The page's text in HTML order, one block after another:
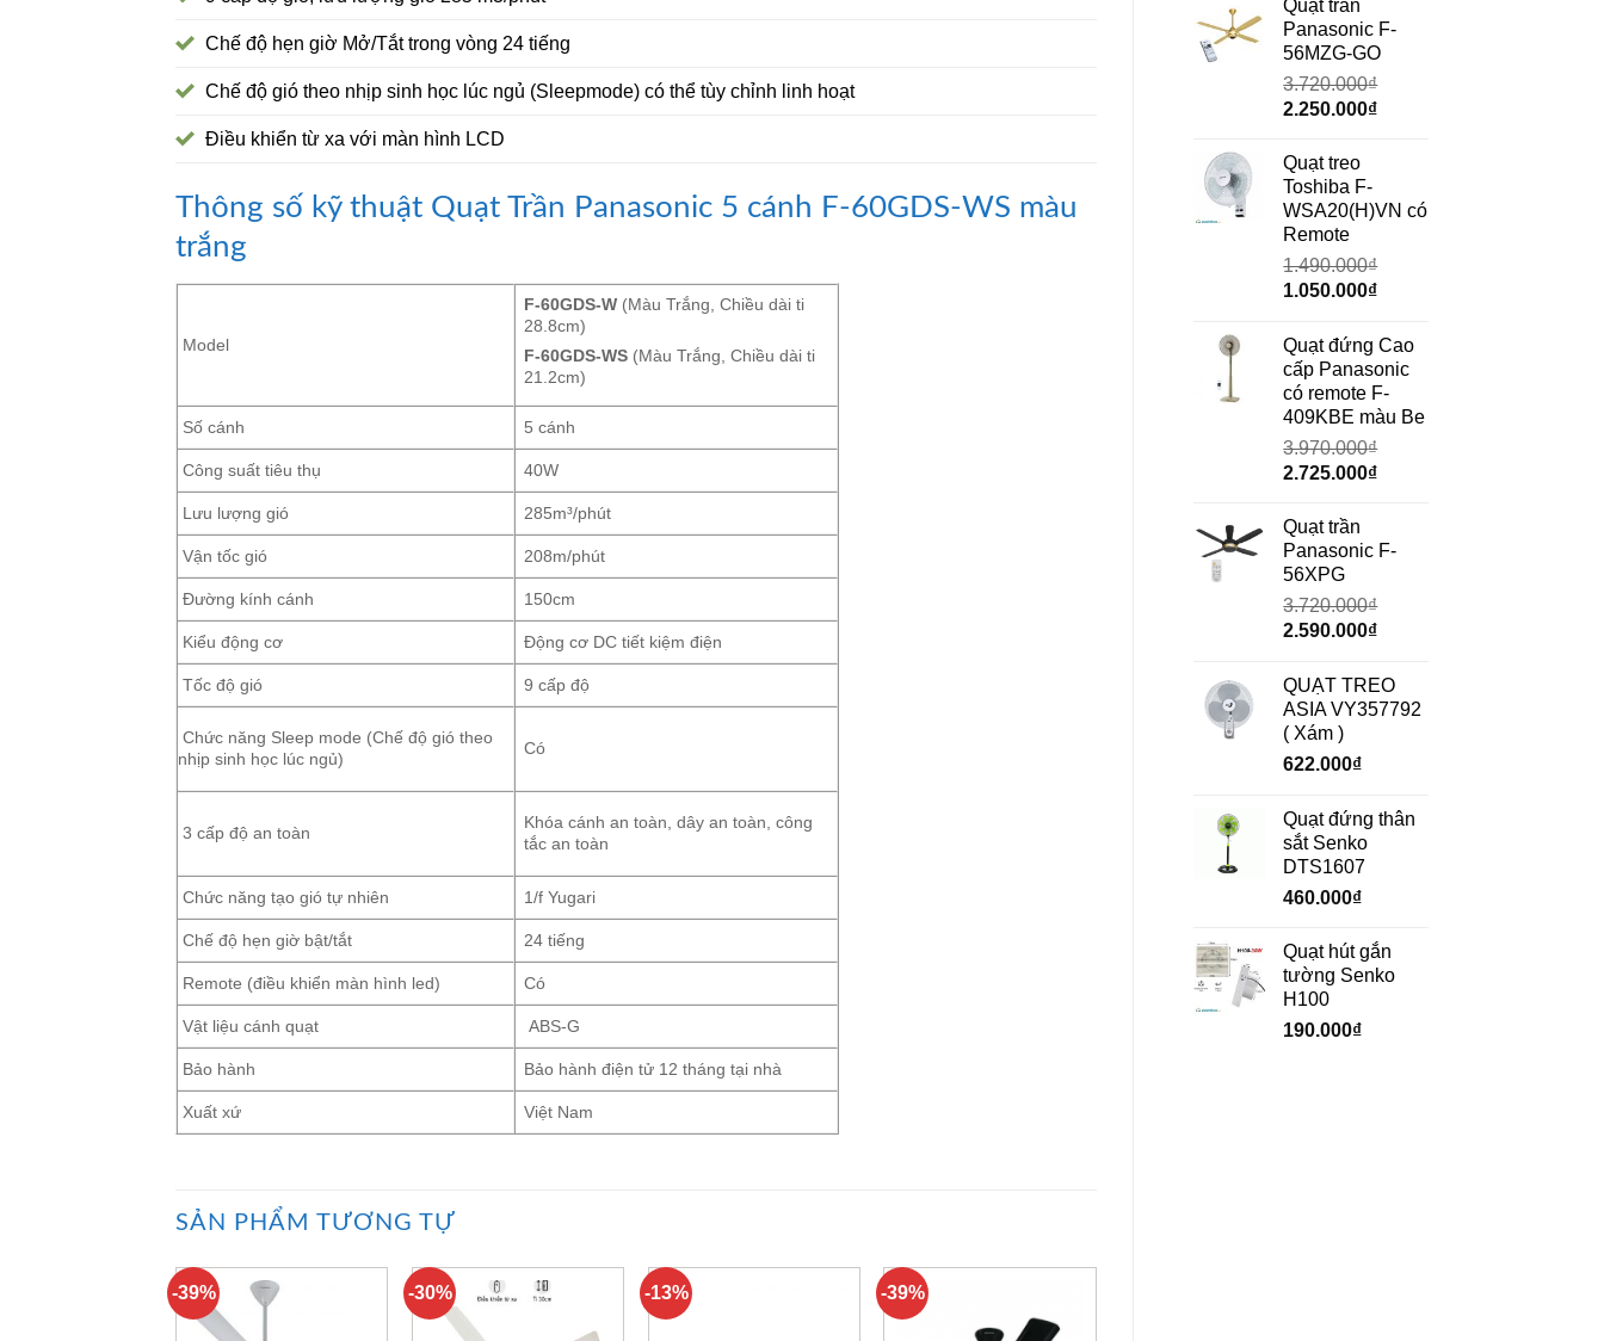
Quạt trần
Panasonic F-
56MZG-GO
3.720.000₫
Giá
là:
3.720.000₫.
2.250.000₫Giá
2.250.000₫.
Quạt treo
Toshiba F-
WSA20(H)VN có
Remote
1.490.000₫
Giá
là:
1.490.000₫.
1.050.000₫Giá
tại
là:
1.050.000₫.
Quạt đứng Cao
cấp Panasonic
có remote F-
409KBE màu Be
3.970.000₫
Giá
là:
3.970.000₫.
2.725.000₫Giá
là:
Quạt trần
Panasonic F-
56XPG
3.720.000₫
Giá
là:
3.720.000₫.
2.590.000₫Giá
tại
là:
QUẠT TREO
ASIA VY357792
( Xám )
622.000₫
Quạt đứng thân
sắt Senko
DTS1607
460.000₫
Quạt hút gắn
tường Senko
H100
190.000₫
Chế độ hẹn giờ Mở/Tắt trong vòng 24 tiếng
Chế độ gió theo nhịp sinh học lúc ngủ (Sleepmode) có thể tùy chỉnh linh hoạt
Điều khiển từ xa với màn hình LCD
Thông số kỹ thuật Quạt Trần Panasonic 5 cánh F-60GDS-WS màu
trắng
Model
F-60GDS-W (Màu Trắng, Chiều dài ti
28.8cm)
F-60GDS-WS (Màu Trắng, Chiều dài ti
21.2cm)
Số cánh 5 cánh
Công suất tiêu thụ 40W
Lưu lượng gió 285m³/phút
Vận tốc gió 208m/phút
Đường kính cánh 150cm
Kiểu động cơ Động cơ DC tiết kiệm điện
Tốc độ gió 9 cấp độ
Chức năng Sleep mode (Chế độ gió theo
nhịp sinh học lúc ngủ)
Có
3 cấp độ an toàn
Khóa cánh an toàn, dây an toàn, công
tắc an toàn
Chức năng tạo gió tự nhiên 1/f Yugari
Chế độ hẹn giờ bật/tắt 24 tiếng
Remote (điều khiển màn hình led) Có
Vật liệu cánh quạt ABS-G
Bảo hành Bảo hành điện tử 12 tháng tại nhà
Xuất xứ Việt Nam
SẢN PHẨM TƯƠNG TỰ
-39% -30% -13% -39%